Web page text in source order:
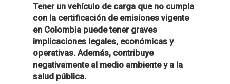
Tener un vehículo de carga que no cumpla
con la certificación de emisiones vigente
en Colombia puede tener graves
implicaciones legales, económicas y
operativas. Además, contribuye
negativamente al medio ambiente y a la
salud pública.